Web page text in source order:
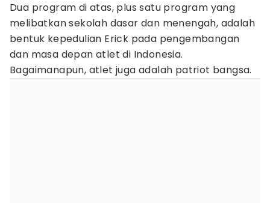
Dua program di atas, plus satu program yang
melibatkan sekolah dasar dan menengah, adalah
bentuk kepedulian Erick pada pengembangan
dan masa depan atlet di Indonesia.
Bagaimanapun, atlet juga adalah patriot bangsa.